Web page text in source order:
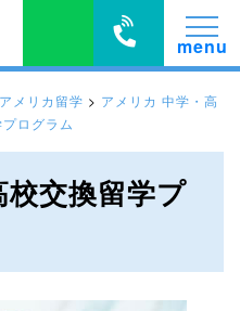
アメリカ留学 > アメリカ 中学・高
ログラム
交換留学プ